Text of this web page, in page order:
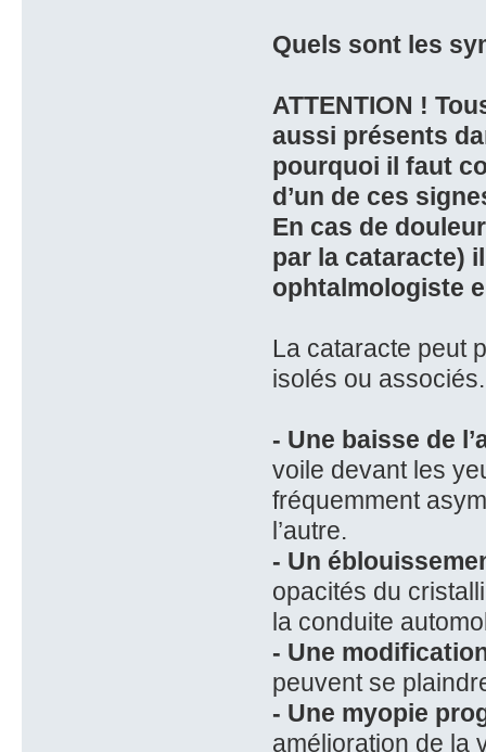
Quels sont les
ATTENTION !
aussi présents
pourquoi il faut
d’un de ces
En cas de
par la cataracte)
ophtalmologiste
La cataracte peut
isolés ou associés.
- Une baisse de
voile devant les
fréquemment
l’autre.
- Un
opacités du
la conduite
- Une
peuvent se
- Une myopie
amélioration de la